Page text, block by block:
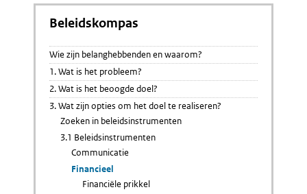
Beleidskompas
Wie zijn belanghebbenden en waarom?
1. Wat is het probleem?
2. Wat is het beoogde doel?
3. Wat zijn opties om het doel te realiseren?
Zoeken in beleidsinstrumenten
3.1 Beleidsinstrumenten
Communicatie
Financieel
Financiële prikkel